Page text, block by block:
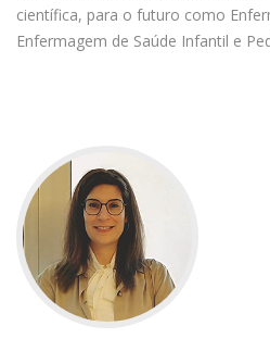
científica, para o futuro como
Enfermagem de Saúde Infantil e